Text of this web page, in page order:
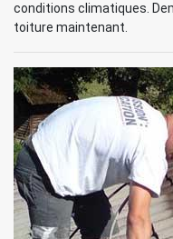
conditions climatiques.
toiture maintenant.